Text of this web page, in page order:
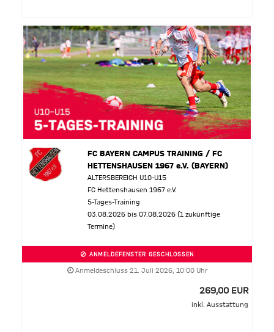
FC BAYERN CAMPUS TRAINING / FC
HETTENSHAUSEN 1967 e.V. (BAYERN)
ALTERSBEREICH U10-U15
FC Hettenshausen 1967 e.V.
5-Tages-Training
03.08.2026 bis 07.08.2026 (1 zukünftige
Termine)
ANMELDEFENSTER GESCHLOSSEN
Anmeldeschluss 21. Juli 2026, 10:00 Uhr
269,00 EUR
inkl. Ausstattung